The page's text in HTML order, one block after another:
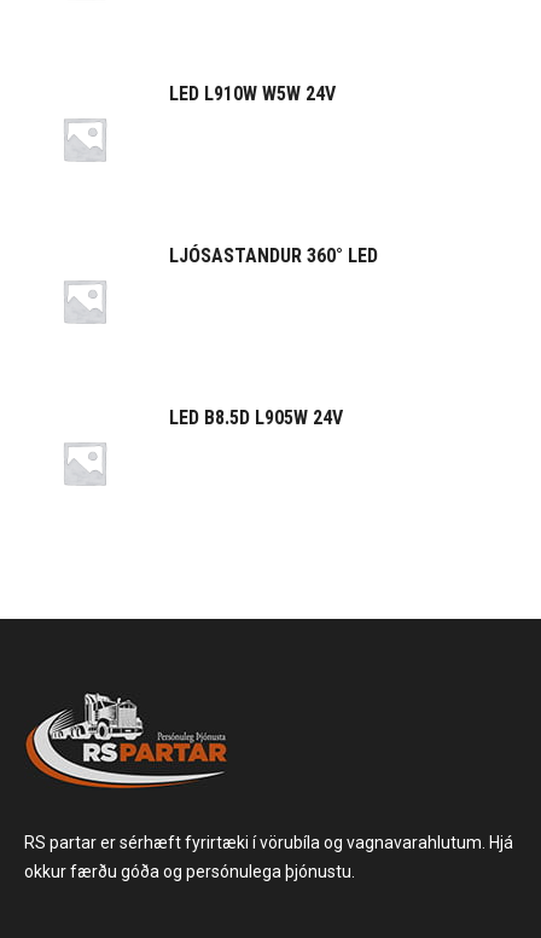
LED L910W W5W 24V
LJÓSASTANDUR 360° LED
LED B8.5D L905W 24V
RS partar er sérhæft fyrirtæki í vörubíla og vagnavarahlutum. Hjá
okkur færðu góða og persónulega þjónustu.